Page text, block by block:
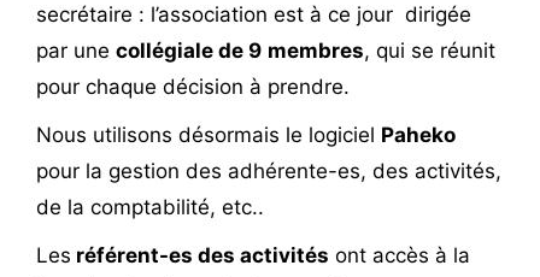
secrétaire : l’association est à ce jour dirigée
par une collégiale de 9 membres, qui se réunit
pour chaque décision à prendre.
Nous utilisons désormais le logiciel Paheko
pour la gestion des adhérente-es, des activités,
de la comptabilité, etc..
Les référent-es des activités ont accès à la